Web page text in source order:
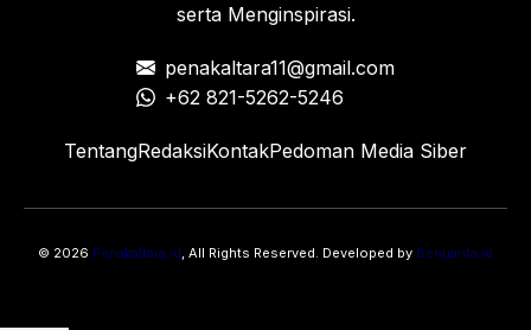
serta Menginspirasi.
penakaltara11@gmail.com
+62 821-5262-5246
TentangRedaksiKontakPedoman Media Siber
© 2026 Penakaltara.id, All Rights Reserved. Developed by Benuanta.id